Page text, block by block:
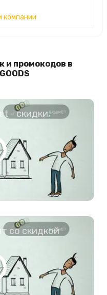
компании
и промокодов в
- скидки,
со скидкой